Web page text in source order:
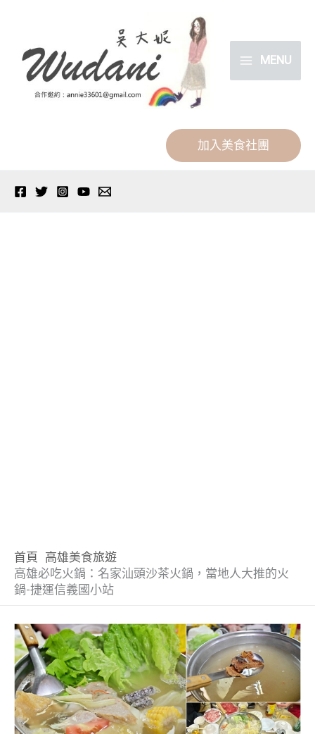
MENU
加入美食社團
首頁 高雄美食旅遊
高雄必吃火鍋：名家汕頭沙茶火鍋，當地人大推的火
鍋-捷運信義國小站